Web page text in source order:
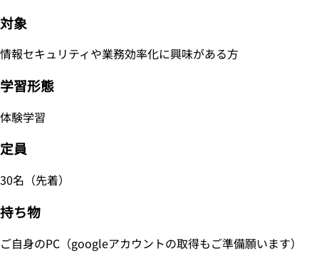
対象
情報セキュリティや業務効率化に興味がある方
学習形態
体験学習
定員
30名（先着）
持ち物
ご自身のPC（googleアカウントの取得もご準備願います）